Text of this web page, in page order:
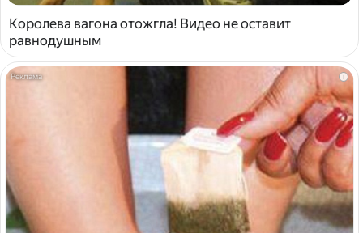
Королева вагона отожгла! Видео не оставит
равнодушным
i